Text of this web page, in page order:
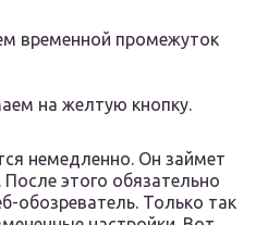
временной промежуток
на желтую кнопку.
немедленно. Он займет
После этого обязательно
обозреватель. Только так